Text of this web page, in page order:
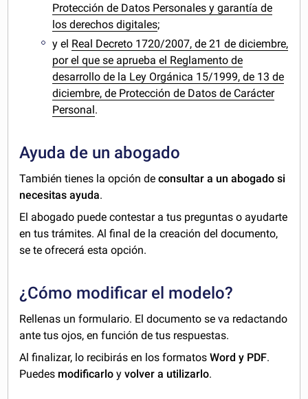
Protección de Datos Personales y garantía de
los derechos digitales;
y el Real Decreto 1720/2007, de 21 de diciembre,
por el que se aprueba el Reglamento de
desarrollo de la Ley Orgánica 15/1999, de 13 de
diciembre, de Protección de Datos de Carácter
Personal .
Ayuda de un abogado
También tienes la opción deconsultar a un abogado si
necesitas ayuda.
El abogado puede contestar a tus preguntas o ayudarte
en tus trámites. Al final de la creación del documento,
se te ofrecerá esta opción.
¿Cómo modificar el modelo?
Rellenas un formulario. El documento se va redactando
ante tus ojos, en función de tus respuestas.
Al finalizar, lo recibirás en los formatosWord y PDF.
Puedes modificarlo yvolver a utilizarlo.